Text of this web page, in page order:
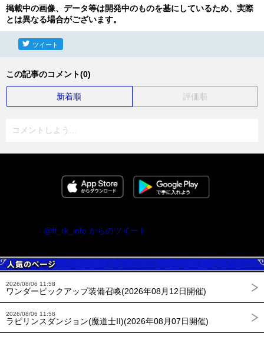
掲載中の画像、データ等は開発中のものを基にしているため、実際
とは異なる場合がございます。
ツイート
この記事のコメント(0)
新着順 評価順
コメントしよう...
@ff_rk_info からのツイート
2026/08/06 11:58
ワンダーピックアップ装備召喚(2026年08月12日開催)
2026/08/06 11:58
ラビリンスダンジョン(魔道士II)(2026年08月07日開催)